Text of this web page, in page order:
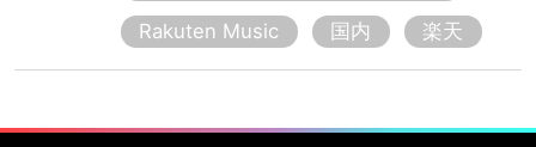
Rakuten Music 国内 楽天